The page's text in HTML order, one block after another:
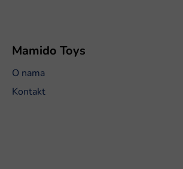
Mamido Toys
O nama
Kontakt